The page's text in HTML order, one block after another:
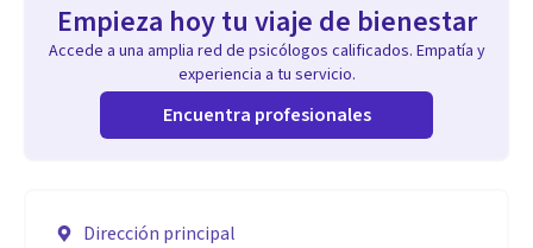
Empieza hoy tu viaje de bienestar
Accede a una amplia red de psicólogos calificados. Empatía y
experiencia a tu servicio.
Encuentra profesionales
Dirección principal